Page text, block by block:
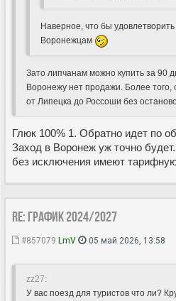
Наверное, что бы
Воронежцам
Зато липчанам можно купить за 90
Воронежу нет продажи. Более
от Липецка до Россоши без
Глюк 100% 1. Обратно идет по
Заход в Воронеж уж точно
без исключения имеют тарифную
Re: ГРАФИК 2024/2027
#857079 LmV 05 май 2026, 13:58
zz27:
У вас поезд для туристов что ли?